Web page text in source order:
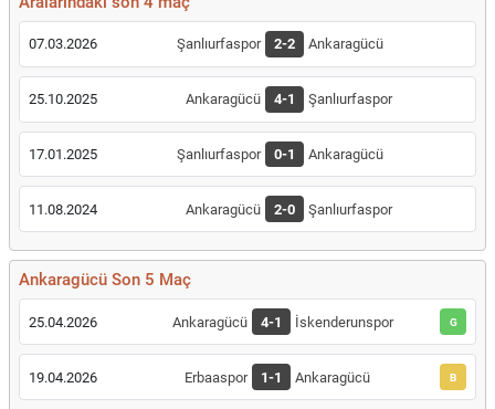
07.03.2026 Şanlıurfaspor 2-2 Ankaragücü
25.10.2025 Ankaragücü 4-1 Şanlıurfaspor
17.01.2025 Şanlıurfaspor 0-1 Ankaragücü
11.08.2024 Ankaragücü 2-0 Şanlıurfaspor
Ankaragücü Son 5 Maç
25.04.2026 Ankaragücü 4-1 İskenderunspor G
19.04.2026 Erbaaspor 1-1 Ankaragücü B